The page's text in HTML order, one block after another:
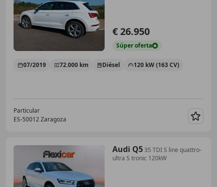
€ 26.950
Súperoferta
07/2019 72.000 km Diésel 120 kW (163 CV)
Particular
ES-50012 Zaragoza
Audi Q535 TDI S line quattro-
ultra S tronic 120kW